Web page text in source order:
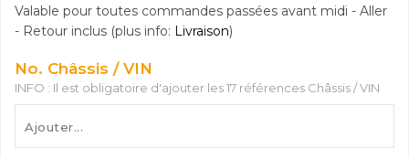
Valable pour toutes commandes passées avant midi - Aller
- Retour inclus (plus info: Livraison)
No. Châssis / VIN
INFO : Il est obligatoire d'ajouter les 17 références Châssis / VIN